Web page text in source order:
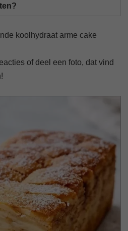
koolhydraat arme cake
of deel een foto, dat vind